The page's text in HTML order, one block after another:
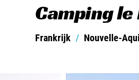
Camping
Frankrijk / Nouvelle-